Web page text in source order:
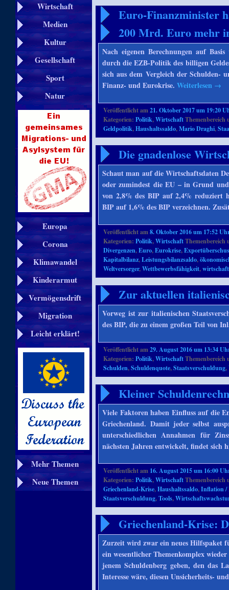
Wirtschaft
Medien
Kultur
Gesellschaft
Sport
Natur
Europa
Corona
Klimawandel
Kinderarmut
Vermögensdrift
Migration
Leicht erklärt!
Mehr Themen
Neue Themen
Euro-Finanzminister
200 Mrd. Euro mehr
Nach eigenen Berechnungen auf
durch die EZB-Politik des billigen
sich aus dem Vergleich der Schulden-
Finanz- und Eurokrise.Weiterlesen →
Veröffentlicht am21. Oktober 2017 um 19:20
Kategorien:Politik,Wirtschaft
Geldpolitik,Haushaltssaldo,Mario Draghi,
Die gnadenlose
Schaut man auf die Wirtschaftsdaten
oder zumindest die EU – in Grund
von 2,8% des BIP auf 2,4% reduziert
BIP auf 1,6% des BIP verzeichnen.
Veröffentlicht am8. Oktober 2016 um 17:52
Kategorien:Politik,Wirtschaft
Divergenzen,Euro,Eurokrise,
Kapitalbilanz,Leistungsbilanzsaldo,
Weltversorger,Wettbewerbsfähigkeit,
Zur aktuellen
Vorweg ist zur italienischen
des BIP, die zu einem großen Teil von
Veröffentlicht am29. August 2016 um 13:34
Kategorien:Politik,Wirtschaft
Schulden,Schuldenquote,Staatsverschuldung,
Kleiner
Viele Faktoren haben Einfluss auf die
Griechenland. Damit jeder selbst
unterschiedlichen Annahmen für
nächsten Jahren entwickelt, findet sich
Veröffentlicht am 16. August 2015 um 16:00
Kategorien:Politik,Wirtschaft
Griechenland-Krise,Haushaltssaldo,Inflation /
Staatsverschuldung,Tools,
Griechenland-Krise:
Zurzeit wird zwar ein neues Hilfspaket
ein wesentlicher Themenkomplex
jenem Schuldenberg geben, den das
Interesse wäre, diesen Unsicherheits-